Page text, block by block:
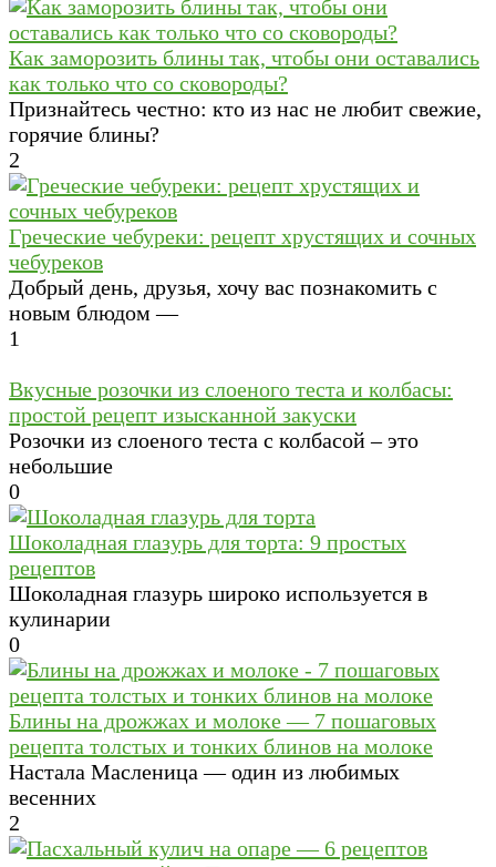
Как заморозить блины так, чтобы они оставались
как только что со сковороды?
Признайтесь честно: кто из нас не любит свежие,
горячие блины?
2
Греческие чебуреки: рецепт хрустящих и сочных
чебуреков
Добрый день, друзья, хочу вас познакомить с
новым блюдом —
1
Вкусные розочки из слоеного теста и колбасы:
простой рецепт изысканной закуски
Розочки из слоеного теста с колбасой – это
небольшие
0
Шоколадная глазурь для торта: 9 простых
рецептов
Шоколадная глазурь широко используется в
кулинарии
0
Блины на дрожжах и молоке — 7 пошаговых
рецепта толстых и тонких блинов на молоке
Настала Масленица — один из любимых
весенних
2